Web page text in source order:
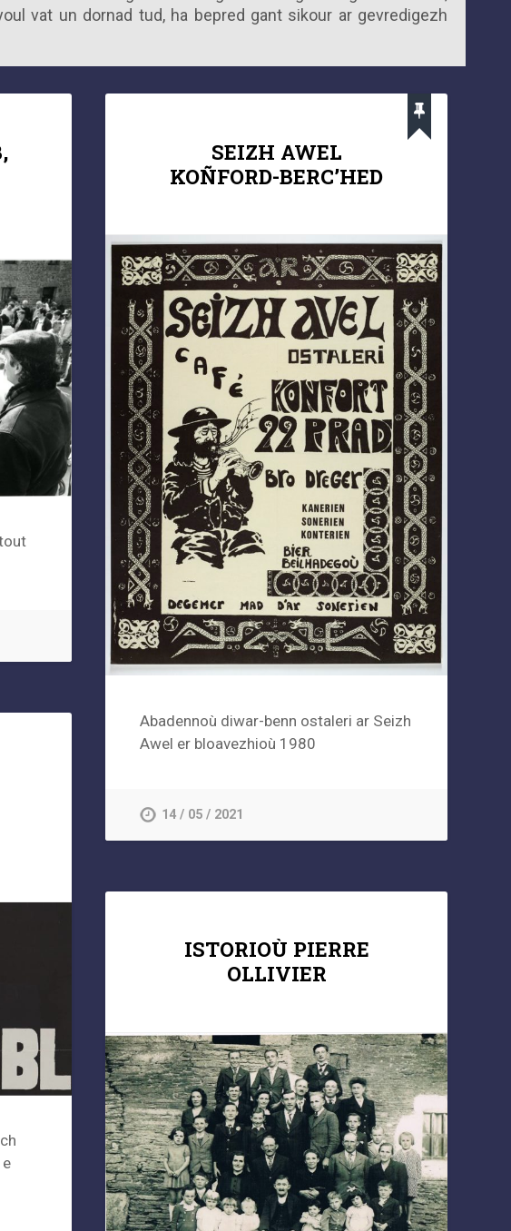
vat un dornad tud, ha bepred gant sikour ar gevredigezh
SEIZH AWEL
KOÑFORD-BERC’HED
Abadennoù diwar-benn ostaleri ar Seizh
Awel er bloavezhioù 1980
14 / 05 / 2021
ISTORIOÙ PIERRE
OLLIVIER